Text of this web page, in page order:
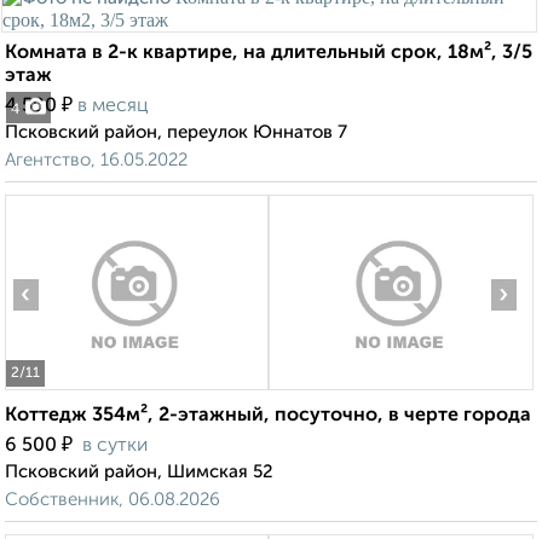
4
Комната в 2-к квартире, на длительный срок, 18м², 3/5
этаж
4 500 ₽ в месяц
Псковский район, переулок Юннатов 7
Агентство, 16.05.2022
2/11
‹ ›
Коттедж 354м², 2-этажный, посуточно, в черте города
6 500 ₽ в сутки
Псковский район, Шимская 52
Собственник, 06.08.2026